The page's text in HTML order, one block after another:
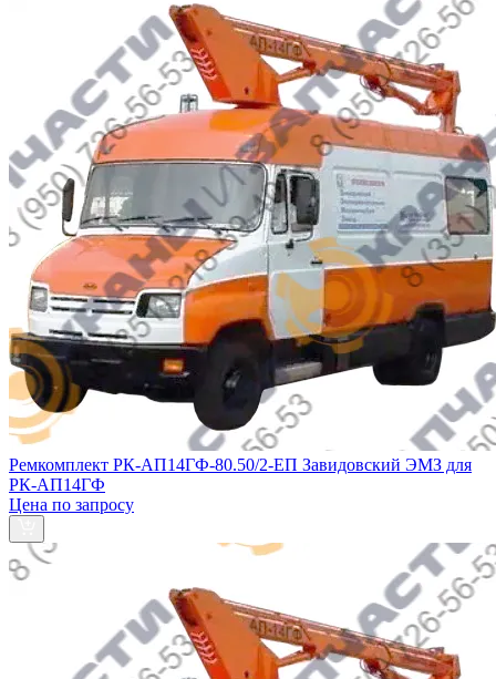
Ремкомплект РК-АП14ГФ-80.50/2-ЕП Завидовский ЭМЗ для
РК-АП14ГФ
Цена по запросу